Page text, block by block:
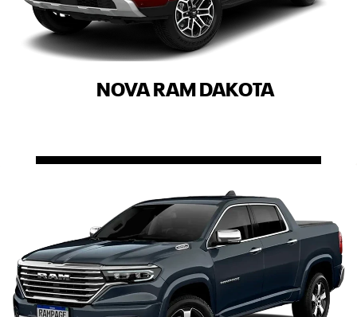
NOVA RAM DAKOTA